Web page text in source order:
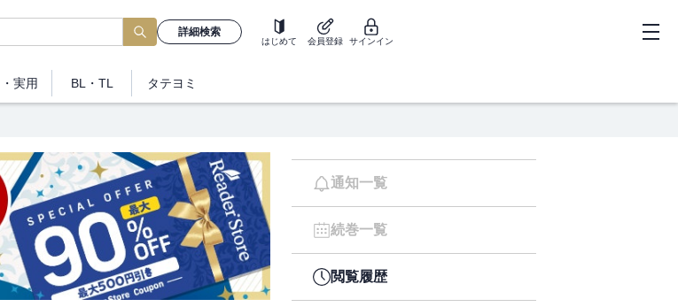
詳細検索
はじめて 会員登録 サインイン
・実用 BL・TL タテヨミ
通知一覧
続巻一覧
閲覧履歴